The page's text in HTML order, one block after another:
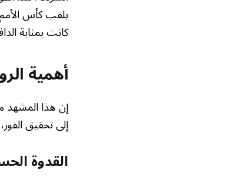
بلقب كأس الأمم
كانت بمثابة
أهمية
إن هذا المشهد
إلى تحقيق
القدوة